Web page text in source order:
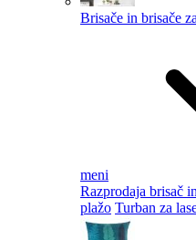
Brisače in brisače
meni
Razprodaja brisač
plažo Turban za